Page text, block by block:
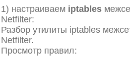
1) настраиваем iptables
Netfilter:
Разбор утилиты iptables
Netfilter.
Просмотр правил: